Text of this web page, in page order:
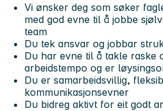
Vi ønsker deg som søker
med god evne til å jobbe
team
Du tek ansvar og jobbar
Du har evne til å takle raske
arbeidstempo og er
Du er samarbeidsvillig,
kommunikasjonsevner
Du bidreg aktivt for eit godt